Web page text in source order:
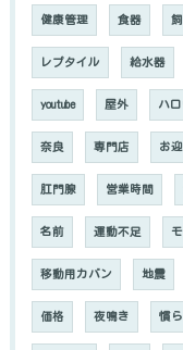
健康管理 食器
レプタイル 給水器
youtube 屋外 ハ
奈良 専門店 お
肛門腺 営業時間
名前 運動不足
移動用カバン 地震
価格 夜鳴き 慣